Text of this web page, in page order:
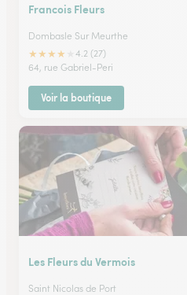
Francois Fleurs
Dombasle Sur Meurthe
★★★★
4.2 (27)
64, rue Gabriel-Peri
Voir la boutique
Les Fleurs du Vermois
Saint Nicolas de Port